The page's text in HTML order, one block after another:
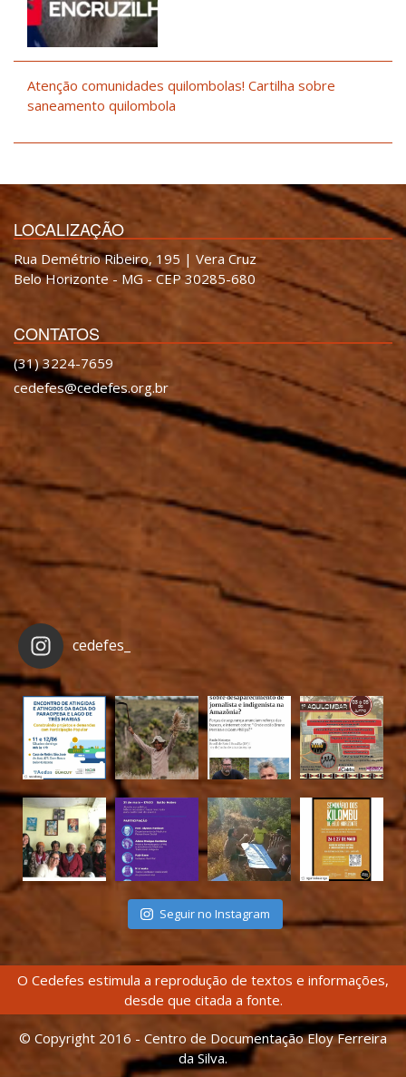
Atenção comunidades quilombolas! Cartilha sobre
saneamento quilombola
LOCALIZAÇÃO
Rua Demétrio Ribeiro, 195 | Vera Cruz
Belo Horizonte - MG - CEP 30285-680
CONTATOS
(31) 3224-7659
cedefes@cedefes.org.br
cedefes_
Seguir no Instagram
O Cedefes estimula a reprodução de textos e informações,
desde que citada a fonte.
© Copyright 2016 - Centro de Documentação Eloy Ferreira
da Silva.